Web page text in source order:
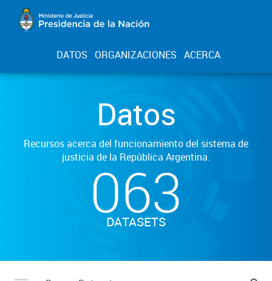
DATOS ORGANIZACIONES ACERCA
Datos
Recursos acerca del funcionamiento del sistema de
justicia de la República Argentina.
063
DATASETS